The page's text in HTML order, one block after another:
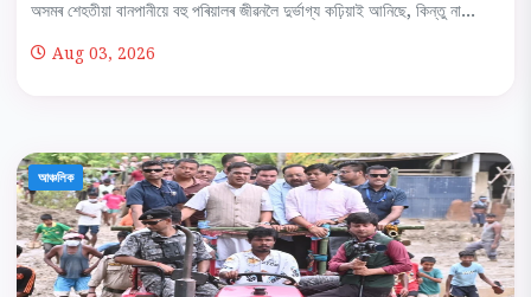
অসমৰ শেহতীয়া বানপানীয়ে বহু পৰিয়ালৰ জীৱনলৈ দুৰ্ভাগ্য কঢ়িয়াই আনিছে, কিন্তু না...
Aug 03, 2026
আঞ্চলিক